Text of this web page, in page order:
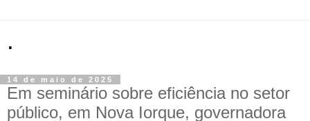
.
14 de maio de 2025
Em seminário sobre eficiência no setor
público, em Nova Iorque, governadora